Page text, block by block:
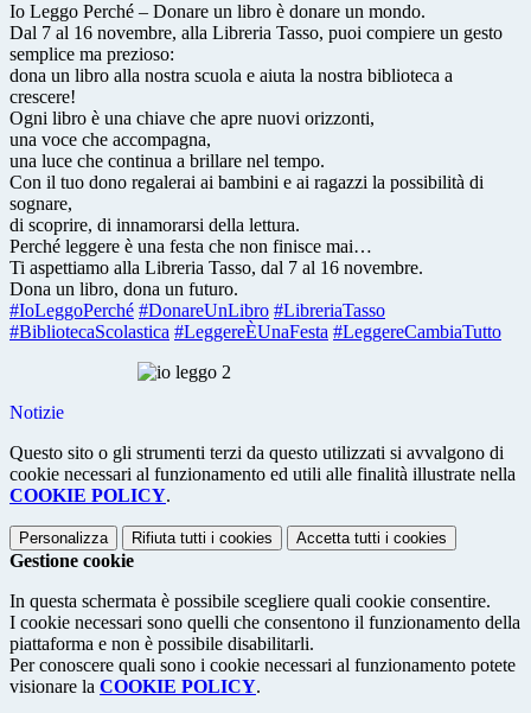
Io Leggo Perché – Donare un libro è donare un mondo.
Dal 7 al 16 novembre, alla Libreria Tasso, puoi compiere un gesto
semplice ma prezioso:
dona un libro alla nostra scuola e aiuta la nostra biblioteca a
crescere!
Ogni libro è una chiave che apre nuovi orizzonti,
una voce che accompagna,
una luce che continua a brillare nel tempo.
Con il tuo dono regalerai ai bambini e ai ragazzi la possibilità di
sognare,
di scoprire, di innamorarsi della lettura.
Perché leggere è una festa che non finisce mai…
Ti aspettiamo alla Libreria Tasso, dal 7 al 16 novembre.
Dona un libro, dona un futuro.
#IoLeggoPerché #DonareUnLibro #LibreriaTasso
#BibliotecaScolastica #LeggereÈUnaFesta #LeggereCambiaTutto
Notizie
Questo sito o gli strumenti terzi da questo utilizzati si avvalgono di
cookie necessari al funzionamento ed utili alle finalità illustrate nella
COOKIE POLICY.
Personalizza Rifiuta tutti i cookies Accetta tutti i cookies
Gestione cookie
In questa schermata è possibile scegliere quali cookie consentire.
I cookie necessari sono quelli che consentono il funzionamento della
piattaforma e non è possibile disabilitarli.
Per conoscere quali sono i cookie necessari al funzionamento potete
visionare la COOKIE POLICY.